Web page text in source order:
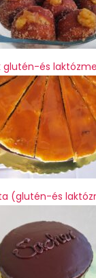
és
(glutén-és